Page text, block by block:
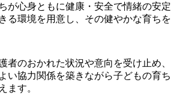
が心身ともに健康・安全で情緒の安定
る環境を用意し、その健やかな育ちを
者のおかれた状況や意向を受け止め、
い協力関係を築きながら子どもの育ち
ます。